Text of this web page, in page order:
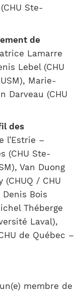
Ste-
de
Lamarre
Lebel (CHU
Marie-
Darveau (CHU
des
l’Estrie –
(CHU Ste-
Van Duong
(CHUQ / CHU
Bois
Théberge
Laval),
de Québec –
membre de